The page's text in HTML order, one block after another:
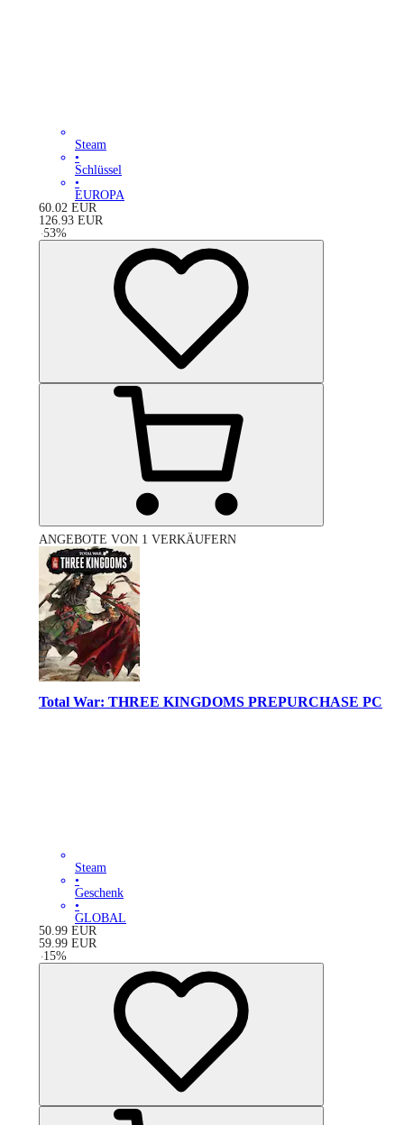
Steam
•
Schlüssel
•
EUROPA
60.02 EUR
126.93 EUR
-53%
ANGEBOTE VON 1 VERKÄUFERN
Total War: THREE KINGDOMS PREPURCHASE PC
Steam
•
Geschenk
•
GLOBAL
50.99 EUR
59.99 EUR
-15%